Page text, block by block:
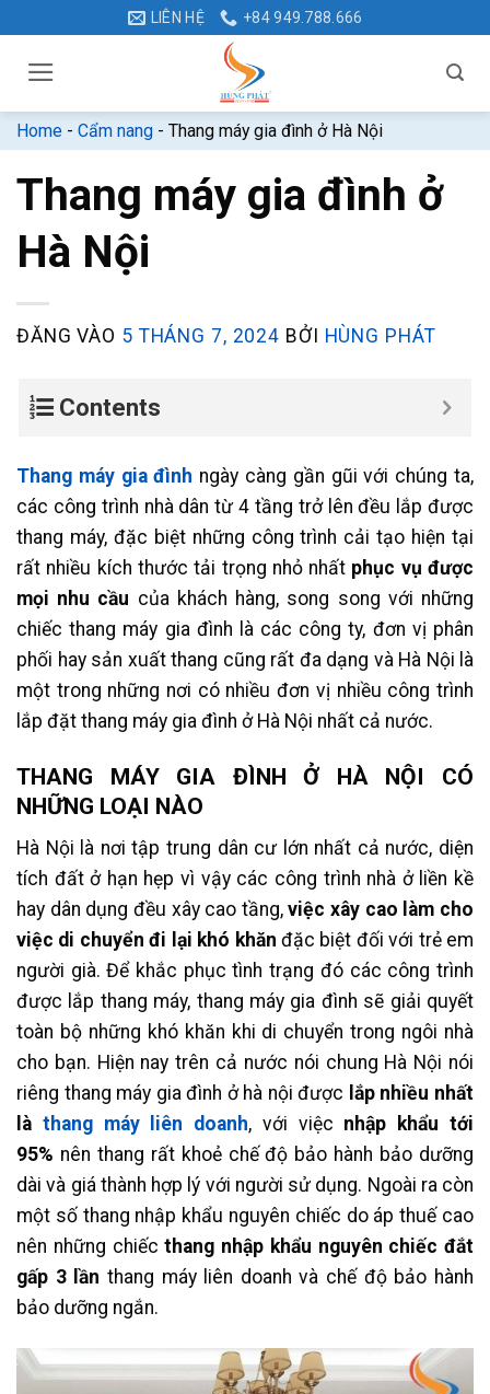
dung
LIÊN HỆ +84 949.788.666
Home - Cẩm nang - Thang máy gia đình ở Hà Nội
Thang máy gia đình ở
Hà Nội
ĐĂNG VÀO 5 THÁNG 7, 2024 BỞI HÙNG PHÁT
Contents
Thang máy gia đình ngày càng gần gũi với chúng ta,
các công trình nhà dân từ 4 tầng trở lên đều lắp được
thang máy, đặc biệt những công trình cải tạo hiện tại
rất nhiều kích thước tải trọng nhỏ nhất phục vụ được
mọi nhu cầu của khách hàng, song song với những
chiếc thang máy gia đình là các công ty, đơn vị phân
phối hay sản xuất thang cũng rất đa dạng và Hà Nội là
một trong những nơi có nhiều đơn vị nhiều công trình
lắp đặt thang máy gia đình ở Hà Nội nhất cả nước.
THANG MÁY GIA ĐÌNH Ở HÀ NỘI CÓ
NHỮNG LOẠI NÀO
Hà Nội là nơi tập trung dân cư lớn nhất cả nước, diện
tích đất ở hạn hẹp vì vậy các công trình nhà ở liền kề
hay dân dụng đều xây cao tầng,việc xây cao làm cho
việc di chuyển đi lại khó khăn đặc biệt đối với trẻ em
người già. Để khắc phục tình trạng đó các công trình
được lắp thang máy, thang máy gia đình sẽ giải quyết
toàn bộ những khó khăn khi di chuyển trong ngôi nhà
cho bạn. Hiện nay trên cả nước nói chung Hà Nội nói
riêng thang máy gia đình ở hà nội được lắp nhiều nhất
là thang máy liên doanh, với việc nhập khẩu tới
95% nên thang rất khoẻ chế độ bảo hành bảo dưỡng
dài và giá thành hợp lý với người sử dụng. Ngoài ra còn
một số thang nhập khẩu nguyên chiếc do áp thuế cao
nên những chiếcthang nhập khẩu nguyên chiếc đắt
gấp 3 lần thang máy liên doanh và chế độ bảo hành
bảo dưỡng ngắn.